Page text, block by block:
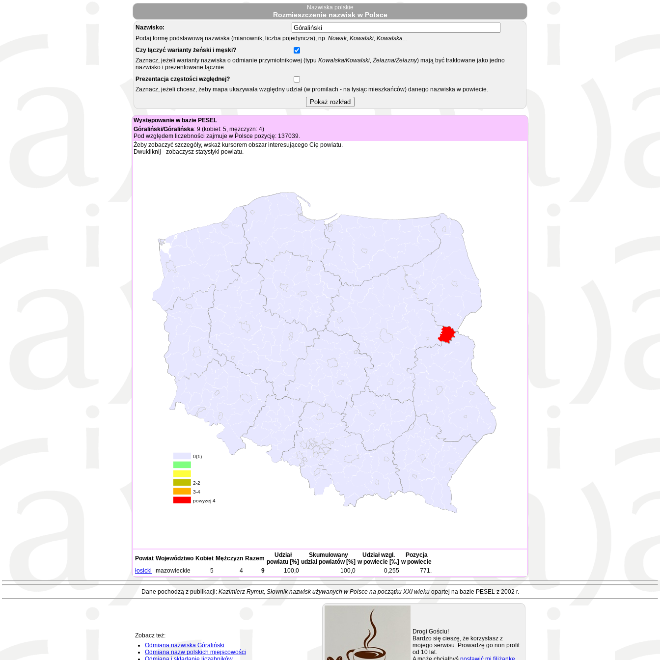
Nazwiska polskie
Rozmieszczenie nazwisk w Polsce
Nazwisko:
Podaj formę podstawową nazwiska (mianownik, liczba pojedyncza), np. Nowak, Kowalski, Kowalska...
Czy łączyć warianty żeński i męski?
Zaznacz, jeżeli warianty nazwiska o odmianie przymiotnikowej (typu Kowalska/Kowalski, Żelazna/Żelazny) mają być traktowane jako jedno
nazwisko i prezentowane łącznie.
Prezentacja częstości względnej?
Zaznacz, jeżeli chcesz, żeby mapa ukazywała względny udział (w promilach - na tysiąc mieszkańców) danego nazwiska w powiecie.
Występowanie w bazie PESEL
Góraliński/Góralińska: 9 (kobiet: 5, mężczyzn: 4)
Pod względem liczebności zajmuje w Polsce pozycję: 137039.
Żeby zobaczyć szczegóły, wskaż kursorem obszar interesującego Cię powiatu.
Dwukliknij - zobaczysz statystyki powiatu.
0(1)
2-2
3-4
powyżej 4
Powiat Województwo Kobiet Mężczyzn Razem
Udział
powiatu [%]
Skumulowany
udział powiatów [%]
Udział wzgl.
w powiecie [‰]
Pozycja
w powiecie
łosicki
mazowieckie 5 4 9 100,0 100,0 0,255 771.
Dane pochodzą z publikacji: Kazimierz Rymut, Słownik nazwisk używanych w Polsce na początku XXI wiekuopartej na bazie PESEL z 2002 r.
Zobacz też:
Odmiana nazwiska Góraliński
Odmiana nazw polskich miejscowości
Drogi Gościu!
Bardzo się cieszę, że korzystasz z
mojego serwisu. Prowadzę go non profit
od 10 lat.